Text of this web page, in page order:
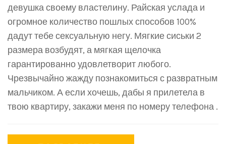
девушка своему властелину. Райская услада и
огромное количество пошлых способов 100%
дадут тебе сексуальную негу. Мягкие сиськи 2
размера возбудят, а мягкая щелочка
гарантированно удовлетворит любого.
Чрезвычайно жажду познакомиться с развратным
мальчиком. А если хочешь, дабы я прилетела в
твою квартиру, закажи меня по номеру телефона .